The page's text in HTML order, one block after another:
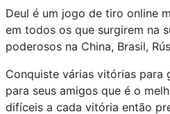
Deul é um jogo de tiro online
em todos os que surgirem na
poderosos na China, Brasil,
Conquiste várias vitórias para
para seus amigos que é o
difíceis a cada vitória então